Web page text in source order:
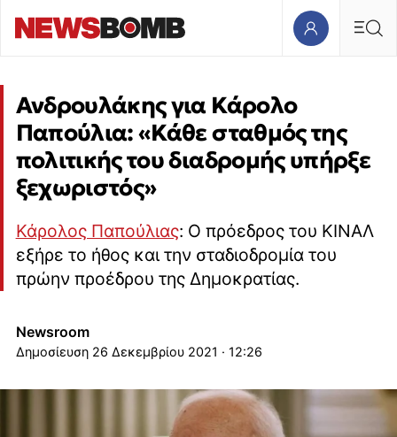
Ανδρουλάκης για Κάρολο
Παπούλια: «Κάθε σταθμός της
πολιτικής του διαδρομής υπήρξε
ξεχωριστός»
Κάρολος Παπούλιας: Ο πρόεδρος του ΚΙΝΑΛ
εξήρε το ήθος και την σταδιοδρομία του
πρώην προέδρου της Δημοκρατίας.
Newsroom
26 Δεκεμβρίου 2021 · 12:26